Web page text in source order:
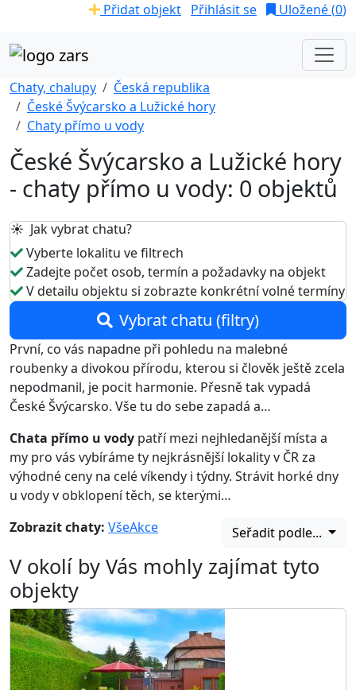
Přidat objekt Přihlásit se Uložené (0)
Chaty, chalupy
Česká republika
České Švýcarsko a Lužické hory
Chaty přímo u vody
České Švýcarsko a Lužické hory
- chaty přímo u vody: 0 objektů
☀️ Jak vybrat chatu?
Vyberte lokalitu ve filtrech
Zadejte počet osob, termín a požadavky na objekt
V detailu objektu si zobrazte konkrétní volné termíny
Vybrat chatu (filtry)
První, co vás napadne při pohledu na malebné
roubenky a divokou přírodu, kterou si člověk ještě zcela
nepodmanil, je pocit harmonie. Přesně tak vypadá
České Švýcarsko. Vše tu do sebe zapadá a…
Chata přímo u vody patří mezi nejhledanější místa a
my pro vás vybíráme ty nejkrásnější lokality v ČR za
výhodné ceny na celé víkendy i týdny. Strávit horké dny
u vody v obklopení těch, se kterými…
Zobrazit chaty: VšeAkce Seřadit podle...
V okolí by Vás mohly zajímat tyto
objekty